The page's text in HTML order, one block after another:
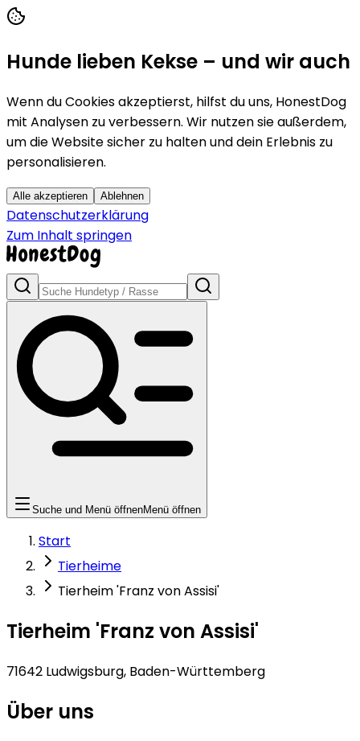
Hunde lieben Kekse – und wir auch
Wenn du Cookies akzeptierst, hilfst du uns, HonestDog
mit Analysen zu verbessern. Wir nutzen sie außerdem,
um die Website sicher zu halten und dein Erlebnis zu
personalisieren.
Alle akzeptieren Ablehnen
Datenschutzerklärung
Zum Inhalt springen
Suche und Menü öffnenMenü öffnen
Start
Tierheime
Tierheim 'Franz von Assisi'
Tierheim 'Franz von Assisi'
71642 Ludwigsburg, Baden-Württemberg
Über uns